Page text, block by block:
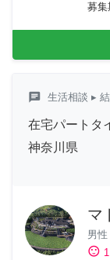
募集
chat 生活相談 ▸
在宅パートタ
神奈川県
マ
男性
sentiment_satisfied 1